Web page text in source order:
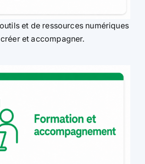
et de ressources numériques
et accompagner.